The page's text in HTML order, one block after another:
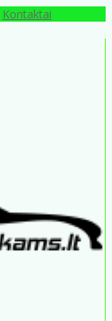
Kontaktai